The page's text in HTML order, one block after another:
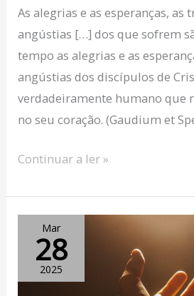
As alegrias e as esperanças, as
angústias […] dos que sofrem
tempo as alegrias e as
angústias dos discípulos de
verdadeiramente humano que
no seu coração. (Gaudium et
Continuar a ler »
Mar
28
2025
guiado
pela
mão